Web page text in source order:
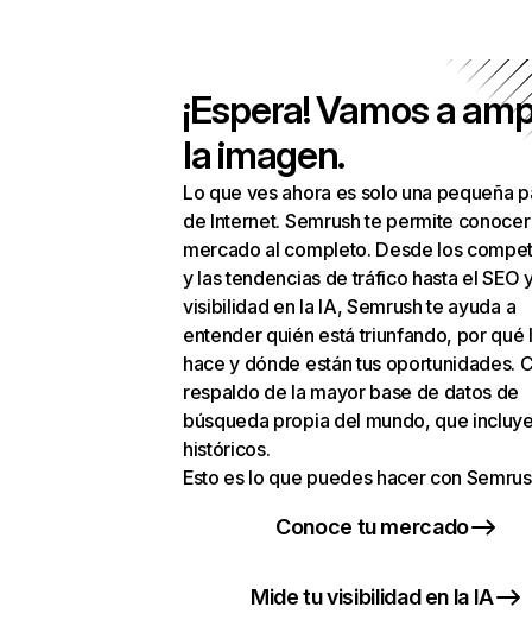
¡Espera! Vamos a
la imagen.
Lo que ves ahora es solo una pequeña
de Internet. Semrush te permite
mercado al completo. Desde los
y las tendencias de tráfico hasta el SEO
visibilidad en la IA, Semrush te ayuda a
entender quién está triunfando, por qué
hace y dónde están tus oportunidades.
respaldo de la mayor base de datos de
búsqueda propia del mundo, que
históricos.
Esto es lo que puedes hacer con
Conoce tu mercado
Mide tu visibilidad en la IA